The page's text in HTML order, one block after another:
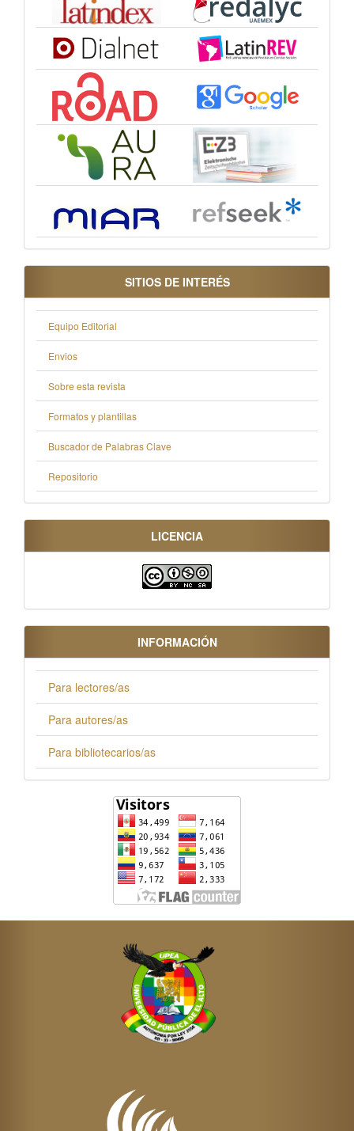
SITIOS DE INTERÉS
Equipo Editorial
Envios
Sobre esta revista
Formatos y plantillas
Buscador de Palabras Clave
Repositorio
LICENCIA
INFORMACIÓN
Para lectores/as
Para autores/as
Para bibliotecarios/as